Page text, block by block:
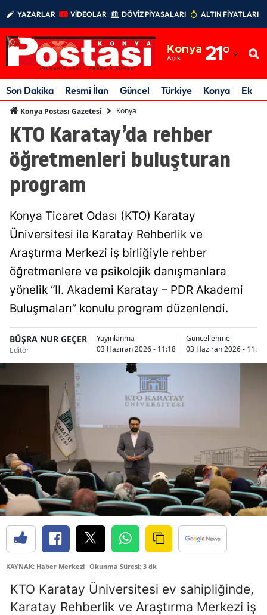
YAZARLAR VİDEOLAR DÖVİZ PİYASALARI ALTIN FİYATLARI
Konya
Açık 21°
Adıyaman
Afyonkarahisar
Amasya
Ankara
Aydın
Balıkesir
Bilecik
Bingöl
Bitlis
Bolu
Bursa
Çanakkale
Çankırı
Çorum
Denizli
Diyarbakır
Edirne
Erzincan
Son Dakika Resmi İlan Güncel Türkiye Konya
Konya Postası Gazetesi Konya
KTO Karatay’da rehber
öğretmenleri buluşturan
program
Konya Ticaret Odası (KTO) Karatay
Üniversitesi ile Karatay Rehberlik ve
Araştırma Merkezi iş birliğiyle rehber
öğretmenlere ve psikolojik danışmanlara
yönelik “II. Akademi Karatay – PDR Akademi
Buluşmaları” konulu program düzenlendi.
BÜŞRA NUR GEÇER
Editör
Yayınlanma
03 Haziran 2026 - 11:18
Güncellenme
03 Haziran 2026 - 11:38
KAYNAK: Haber Merkezi Okunma Süresi: 3 dk
KTO Karatay Üniversitesi ev sahipliğinde,
Karatay Rehberlik ve Araştırma Merkezi iş